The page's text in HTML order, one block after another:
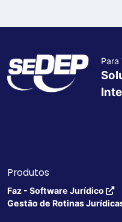
Para
Produtos
Faz - Software Jurídico
Gestão de Rotinas